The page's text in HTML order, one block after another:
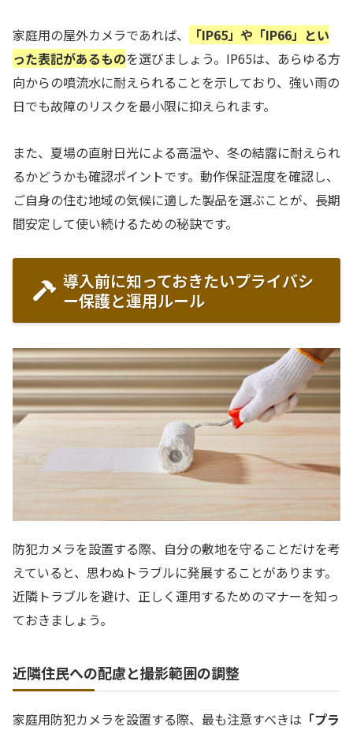
家庭用の屋外カメラであれば、
「IP65」や「IP66」とい
った表記があるものを選びましょう。IP65は、あらゆる方
向からの噴流水に耐えられることを示しており、強い雨の
日でも故障のリスクを最小限に抑えられます。
また、夏場の直射日光による高温や、冬の結露に耐えられ
るかどうかも確認ポイントです。動作保証温度を確認し、
ご自身の住む地域の気候に適した製品を選ぶことが、長期
間安定して使い続けるための秘訣です。
導入前に知っておきたいプライバシ
ー保護と運用ルール
防犯カメラを設置する際、自分の敷地を守ることだけを考
えていると、思わぬトラブルに発展することがあります。
近隣トラブルを避け、正しく運用するためのマナーを知っ
ておきましょう。
近隣住民への配慮と撮影範囲の調整
家庭用防犯カメラを設置する際、最も注意すべきは 「プラ